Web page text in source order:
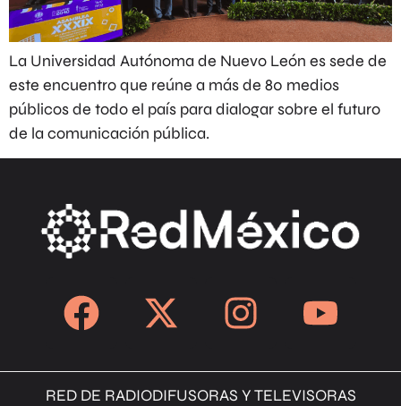
La Universidad Autónoma de Nuevo León es sede de
este encuentro que reúne a más de 80 medios
públicos de todo el país para dialogar sobre el futuro
de la comunicación pública.
RED DE RADIODIFUSORAS Y TELEVISORAS